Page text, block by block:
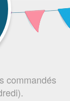
commandés